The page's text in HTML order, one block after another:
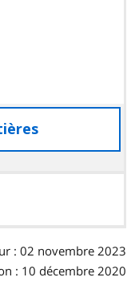
à
: 02 novembre 2023
: 10 décembre 2020